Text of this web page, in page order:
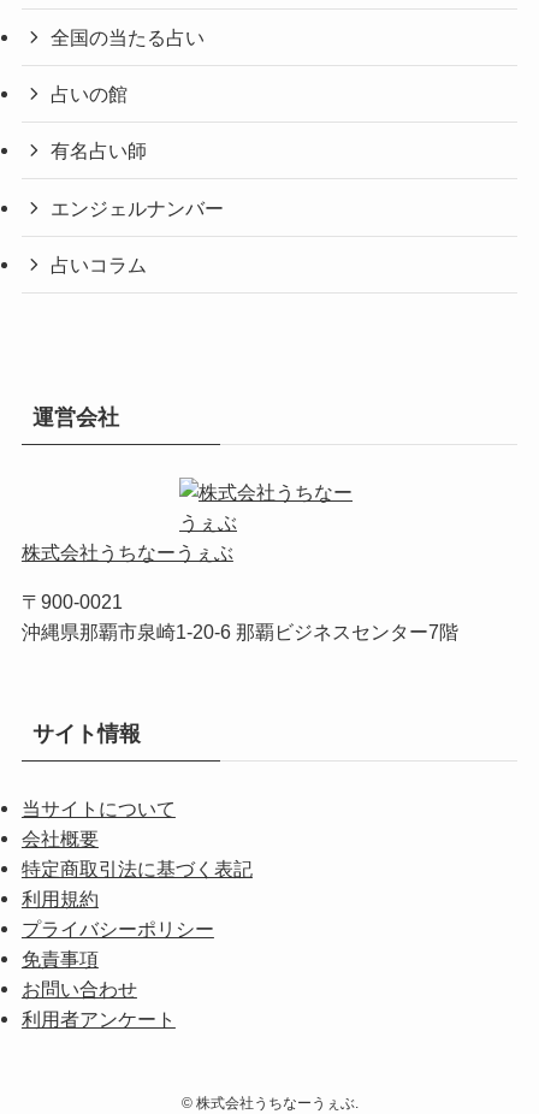
全国の当たる占い
占いの館
有名占い師
エンジェルナンバー
占いコラム
運営会社
株式会社うちなーうぇぶ
〒900-0021
沖縄県那覇市泉崎1-20-6 那覇ビジネスセンター7階
サイト情報
当サイトについて
会社概要
特定商取引法に基づく表記
利用規約
プライバシーポリシー
免責事項
お問い合わせ
利用者アンケート
©株式会社うちなーうぇぶ.